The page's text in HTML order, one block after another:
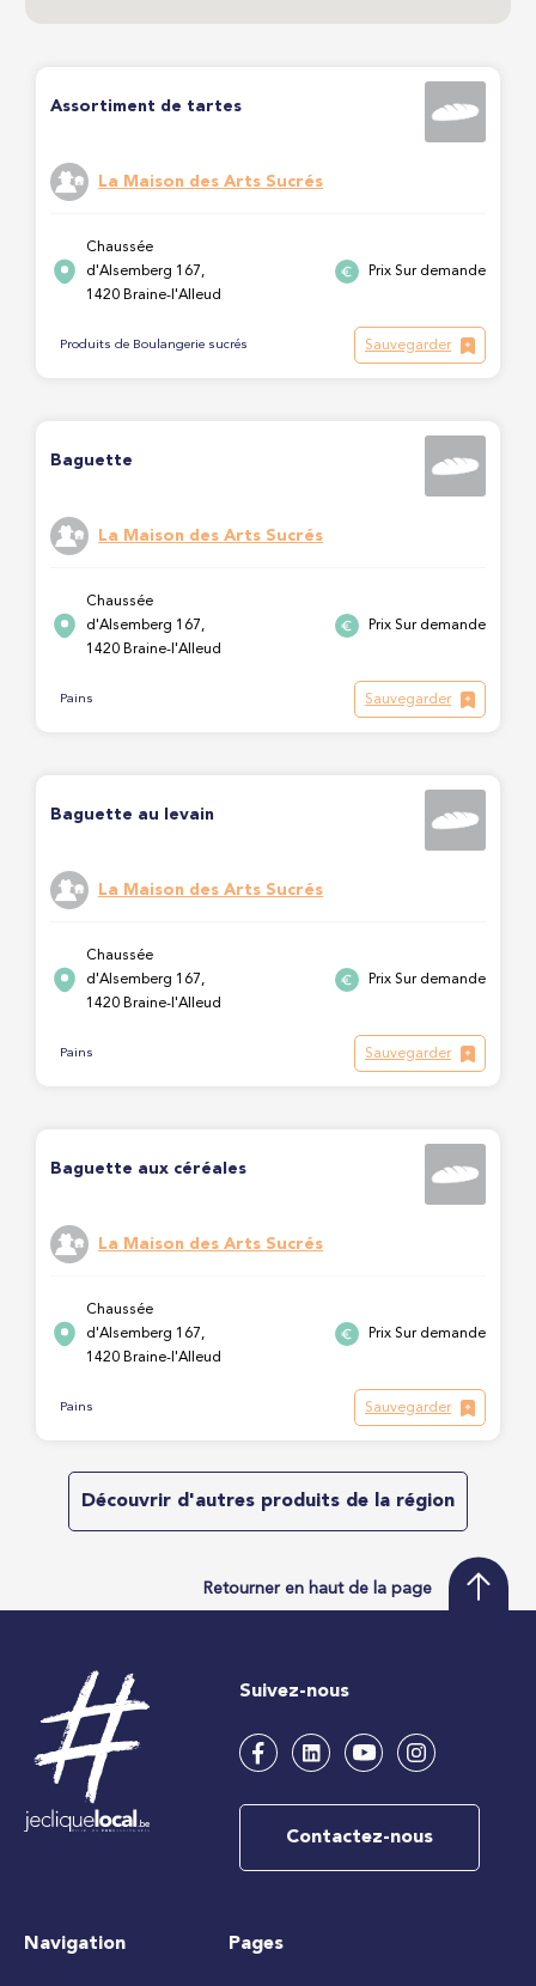
Assortiment de tartes
La Maison des Arts Sucrés
Chaussée
d'Alsemberg 167,
1420 Braine-l'Alleud
Prix Sur demande
Produits de Boulangerie sucrés Sauvegarder
Baguette
La Maison des Arts Sucrés
Chaussée
d'Alsemberg 167,
1420 Braine-l'Alleud
Prix Sur demande
Pains Sauvegarder
Baguette au levain
La Maison des Arts Sucrés
Chaussée
d'Alsemberg 167,
1420 Braine-l'Alleud
Prix Sur demande
Pains Sauvegarder
Baguette aux céréales
La Maison des Arts Sucrés
Chaussée
d'Alsemberg 167,
1420 Braine-l'Alleud
Prix Sur demande
Pains Sauvegarder
Découvrir d'autres produits de la région
Retourner en haut de la page
Suivez-nous
Contactez-nous
Navigation Pages